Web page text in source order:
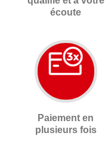
écoute
Paiement en
plusieurs fois